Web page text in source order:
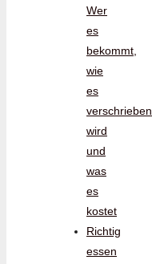
Wer
es
bekommt,
wie
es
verschrieben
wird
und
was
es
kostet
Richtig
essen